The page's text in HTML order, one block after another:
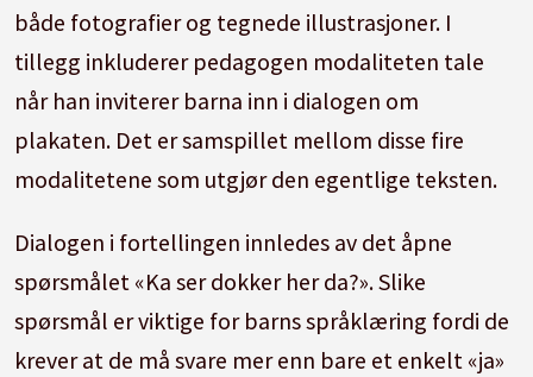
både fotografier og tegnede illustrasjoner. I
tillegg inkluderer pedagogen modaliteten tale
når han inviterer barna inn i dialogen om
plakaten. Det er samspillet mellom disse fire
modalitetene som utgjør den egentlige teksten.
Dialogen i fortellingen innledes av det åpne
spørsmålet «Ka ser dokker her da?». Slike
spørsmål er viktige for barns språklæring fordi de
krever at de må svare mer enn bare et enkelt «ja»